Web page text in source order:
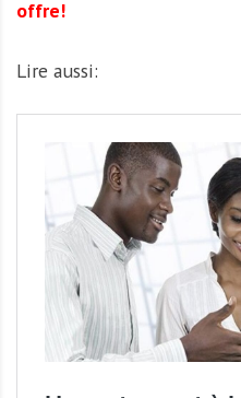
offre!
Lire aussi: